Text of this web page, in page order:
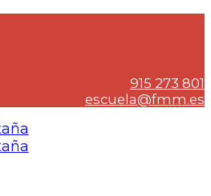
915 273 801
escuela@fmm.es